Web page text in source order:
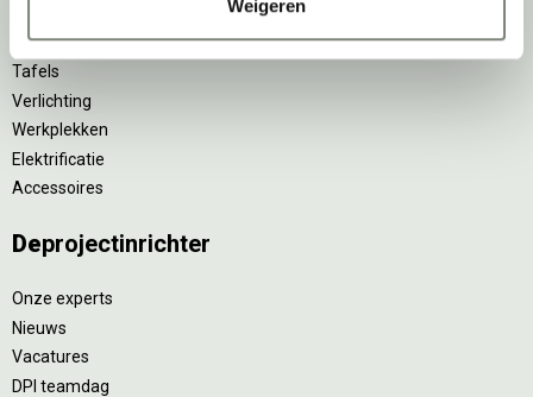
Weigeren
Stoelen
Tafels
Verlichting
Werkplekken
Elektrificatie
Accessoires
Deprojectinrichter
Onze experts
Nieuws
Vacatures
DPI teamdag